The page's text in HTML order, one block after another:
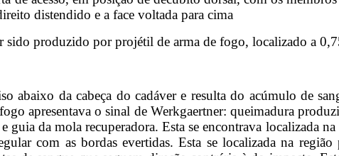
distendido e a face voltada para cima
produzido por projétil de arma de fogo, localizado a
da cabeça do cadáver e resulta do acúmulo de
apresentava o sinal de Werkgaertner: queimadura
da mola recuperadora. Esta se encontrava localizada
com as bordas evertidas. Esta se localizada na